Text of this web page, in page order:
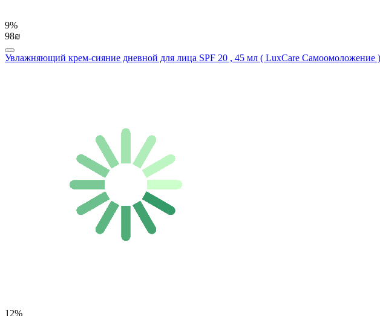
9%
98₪
Увлажняющий крем-сияние дневной для лица SPF 20 , 45 мл ( LuxCare Самоомоложение )
12%